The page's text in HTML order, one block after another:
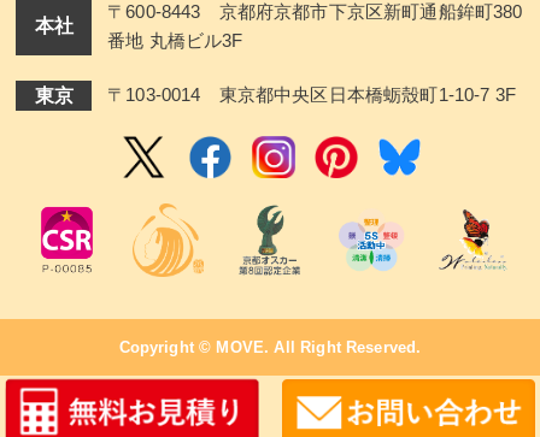
本社
〒600-8443 京都府京都市下京区新町通船鉾町380
番地 丸橋ビル3F
東京 〒103-0014 東京都中央区日本橋蛎殼町1-10-7 3F
Copyright © MOVE. All Right Reserved.